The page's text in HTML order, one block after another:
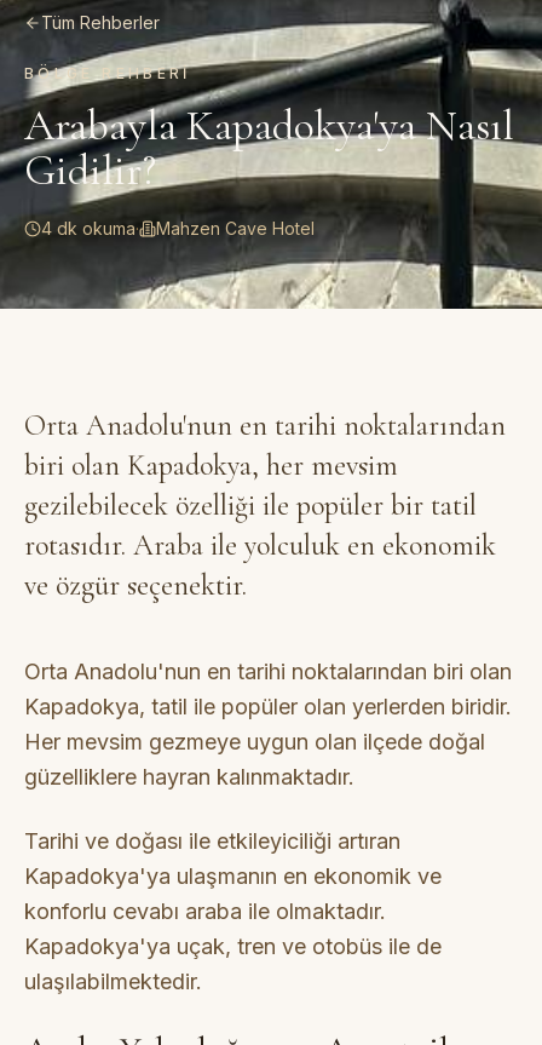
Tüm Rehberler
BÖLGE REHBERI
Arabayla Kapadokya'ya Nasıl
Gidilir?
4 dk okuma· Mahzen Cave Hotel
Orta Anadolu'nun en tarihi noktalarından
biri olan Kapadokya, her mevsim
gezilebilecek özelliği ile popüler bir tatil
rotasıdır. Araba ile yolculuk en ekonomik
ve özgür seçenektir.
Orta Anadolu'nun en tarihi noktalarından biri olan
Kapadokya, tatil ile popüler olan yerlerden biridir.
Her mevsim gezmeye uygun olan ilçede doğal
güzelliklere hayran kalınmaktadır.
Tarihi ve doğası ile etkileyiciliği artıran
Kapadokya'ya ulaşmanın en ekonomik ve
konforlu cevabı araba ile olmaktadır.
Kapadokya'ya uçak, tren ve otobüs ile de
ulaşılabilmektedir.